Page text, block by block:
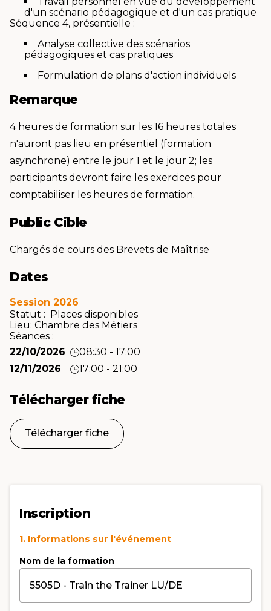
d'un scénario pédagogique et d'un cas pratique
Séquence 4, présentielle :
Analyse collective des scénarios
pédagogiques et cas pratiques
Formulation de plans d'action individuels
Remarque
4 heures de formation sur les 16 heures totales
n'auront pas lieu en présentiel (formation
asynchrone) entre le jour 1 et le jour 2; les
participants devront faire les exercices pour
comptabiliser les heures de formation.
Public Cible
Chargés de cours des Brevets de Maîtrise
Dates
Session 2026
Statut : Places disponibles
Lieu: Chambre des Métiers
Séances :
22/10/2026
08:30 - 17:00
12/11/2026
17:00 - 21:00
Télécharger fiche
Télécharger fiche
Inscription
1. Informations sur l'événement
Nom de la formation